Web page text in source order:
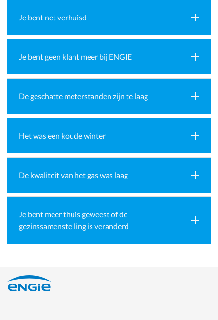
Je bent net verhuisd
Je bent geen klant meer bij ENGIE
De geschatte meterstanden zijn te laag
Het was een koude winter
De kwaliteit van het gas was laag
Je bent meer thuis geweest of de
gezinssamenstelling is veranderd